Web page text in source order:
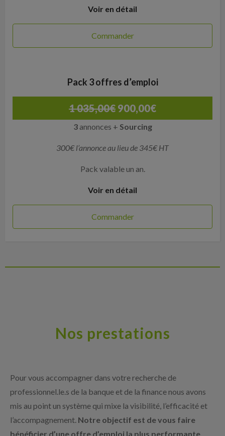
Voir en détail
Commander
Pack 3 offres d’emploi
1 035,00€ 900,00€
3 annonces + Sourcing
300€ l’annonce au lieu de 345€ HT
Pack valable un an.
Voir en détail
Commander
Nos prestations
Pour vous accompagner dans votre recherche de
professionnel.le.s de la banque et de la finance nous avons
mis au point un système qui mixe la visibilité, l’efficacité et
l’accompagnement. Notre objectif est de vous faire
bénéficier d’une offre d’emploi la plus performante